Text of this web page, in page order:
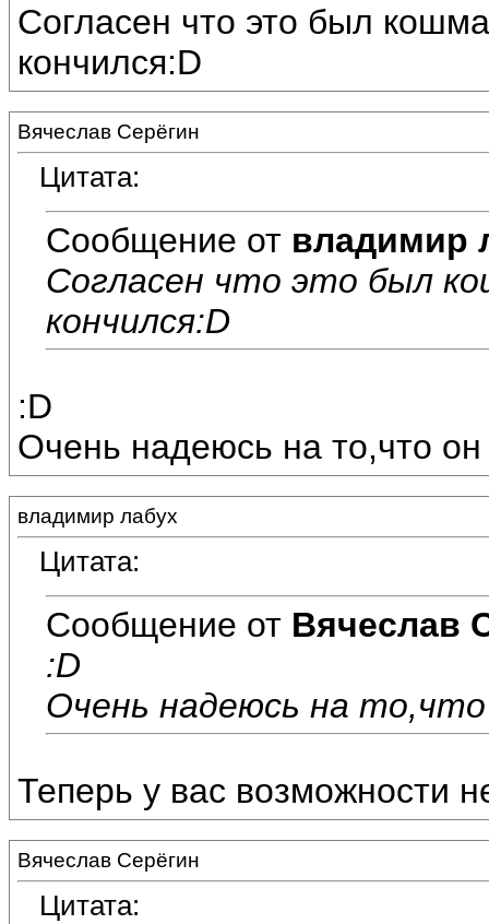
Согласен что это был
кончился:D
Вячеслав Серёгин
Цитата:
Сообщение от владимир
Согласен что это был
кончился:D
:D
Очень надеюсь на то,что
владимир лабух
Цитата:
Сообщение от Вячеслав
:D
Очень надеюсь на
Теперь у вас возможности
Вячеслав Серёгин
Цитата: